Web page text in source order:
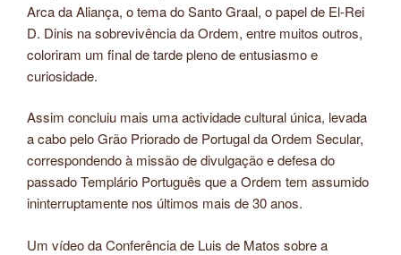
Arca da Aliança, o tema do Santo Graal, o papel de El-Rei
D. Dinis na sobrevivência da Ordem, entre muitos outros,
coloriram um final de tarde pleno de entusiasmo e
curiosidade.
Assim concluiu mais uma actividade cultural única, levada
a cabo pelo Grão Priorado de Portugal da Ordem Secular,
correspondendo à missão de divulgação e defesa do
passado Templário Português que a Ordem tem assumido
ininterruptamente nos últimos mais de 30 anos.
Um vídeo da Conferência de Luis de Matos sobre a